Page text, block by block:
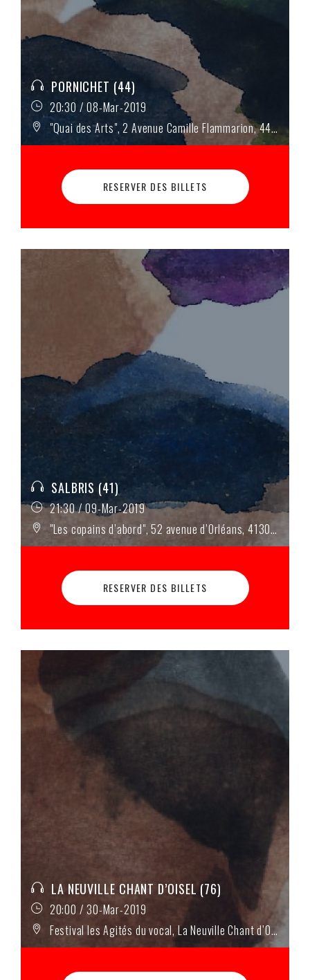
PORNICHET (44)
20:30 / 08-Mar-2019
"Quai des Arts", 2 Avenue Camille Flammarion, 44380 Pornichet
RESERVER DES BILLETS
SALBRIS (41)
21:30 / 09-Mar-2019
"Les copains d’abord", 52 avenue d’Orléans, 41300 Salbris
RESERVER DES BILLETS
LA NEUVILLE CHANT D’OISEL (76)
20:00 / 30-Mar-2019
Festival les Agités du vocal, La Neuville Chant d’Oisel (76)